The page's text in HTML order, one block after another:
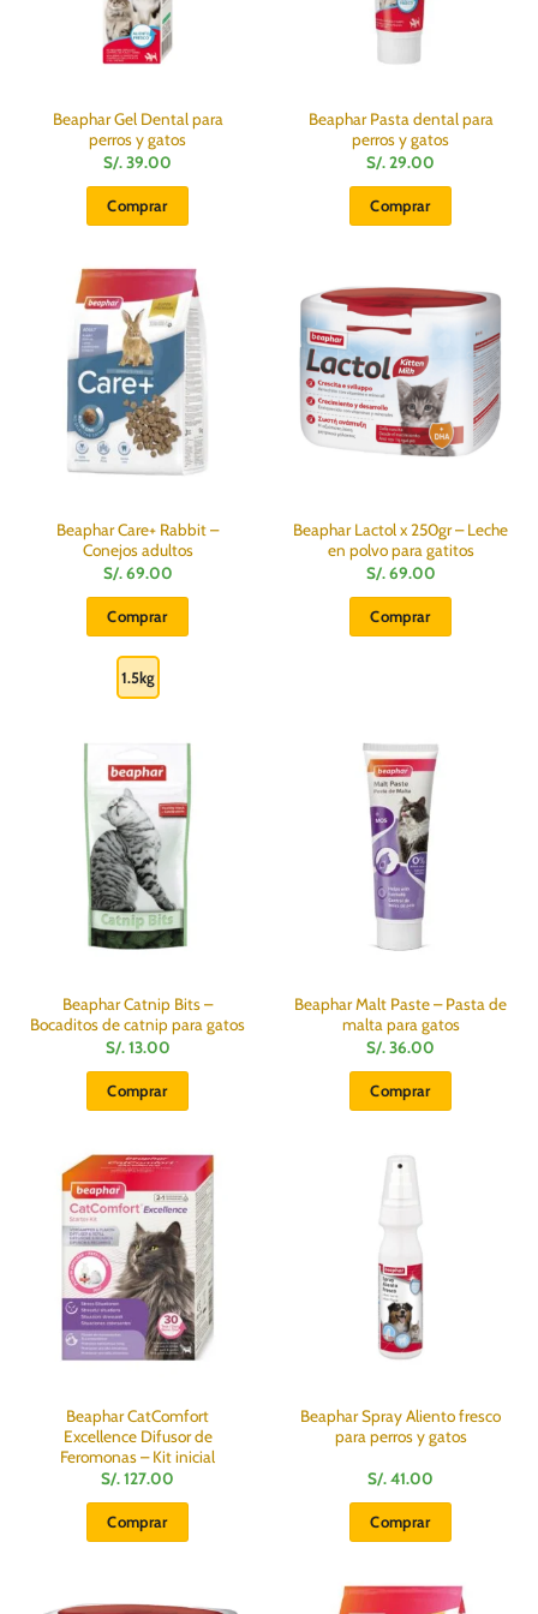
Beaphar Gel Dental para
perros y gatos
S/.39.00
Comprar
Beaphar Pasta dental para
perros y gatos
S/.29.00
Comprar
Beaphar Care+ Rabbit –
Conejos adultos
S/.69.00
Comprar
producto
tiene
variantes.
Las
opciones
se
pueden
elegir
en
la
página
producto
1.5kg
Beaphar Lactol x 250gr – Leche
en polvo para gatitos
S/.69.00
Comprar
Beaphar Catnip Bits –
Bocaditos de catnip para gatos
S/.13.00
Comprar
Beaphar Malt Paste – Pasta de
malta para gatos
S/.36.00
Comprar
Beaphar CatComfort
Excellence Difusor de
Feromonas – Kit inicial
S/.127.00
Comprar
Beaphar Spray Aliento fresco
para perros y gatos
S/.41.00
Comprar